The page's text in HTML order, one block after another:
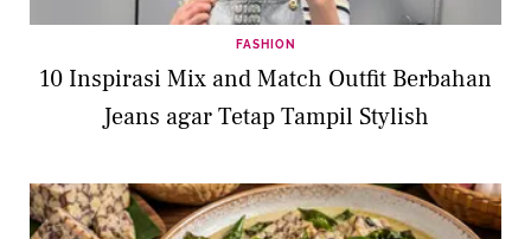
FASHION
10 Inspirasi Mix and Match Outfit Berbahan
Jeans agar Tetap Tampil Stylish